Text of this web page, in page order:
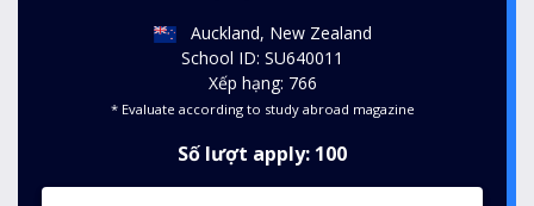
Auckland, New Zealand
School ID: SU640011
Xếp hạng: 766
* Evaluate according to study abroad magazine
Số lượt apply: 100